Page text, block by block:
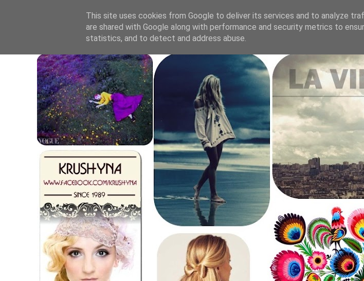
.
This site uses cookies from Google to deliver its services and to analyze
are shared with Google along with performance and security metrics to
statistics, and to detect and address abuse.